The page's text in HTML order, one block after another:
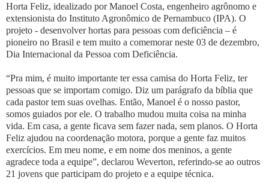
Horta Feliz, idealizado por Manoel Costa, engenheiro agrônomo e
extensionista do Instituto Agronômico de Pernambuco (IPA). O
projeto - desenvolver hortas para pessoas com deficiência – é
pioneiro no Brasil e tem muito a comemorar neste 03 de dezembro,
Dia Internacional da Pessoa com Deficiência.
“Pra mim, é muito importante ter essa camisa do Horta Feliz, ter
pessoas que se importam comigo. Diz um parágrafo da bíblia que
cada pastor tem suas ovelhas. Então, Manoel é o nosso pastor,
somos guiados por ele. O trabalho mudou muita coisa na minha
vida. Em casa, a gente ficava sem fazer nada, sem planos. O Horta
Feliz ajudou na coordenação motora, porque a gente faz muitos
exercícios. Em meu nome, e em nome dos meninos, a gente
agradece toda a equipe”, declarou Weverton, referindo-se ao outros
21 jovens que participam do projeto e a equipe técnica.